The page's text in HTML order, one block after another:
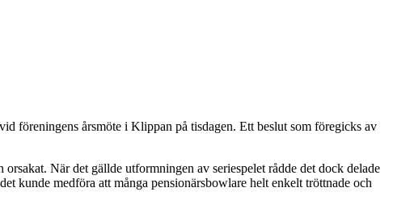
föreningens årsmöte i Klippan på tisdagen. Ett beslut som föregicks av
När det gällde utformningen av seriespelet rådde det dock delade
kunde medföra att många pensionärsbowlare helt enkelt tröttnade och